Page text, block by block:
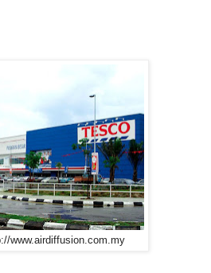
www.airdiffusion.com.my